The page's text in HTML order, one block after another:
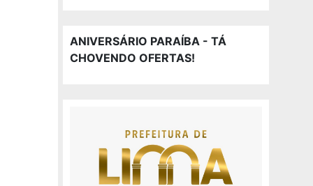
ANIVERSÁRIO PARAÍBA - TÁ
CHOVENDO OFERTAS!